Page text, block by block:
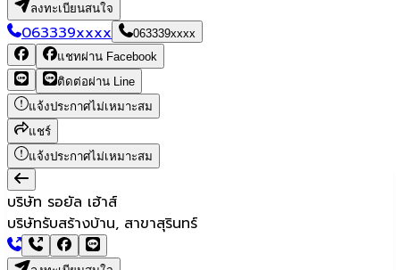
ลงทะเบียนสนใจ
063339xxxx
063339xxxx
แชทผ่าน Facebook
ติดต่อผ่าน Line
แจ้งประกาศไม่เหมาะสม
แชร์
แจ้งประกาศไม่เหมาะสม
บริษัท รอยัล เฮ้าส์
บริษัทรับสร้างบ้าน, สาขาสุรินทร์